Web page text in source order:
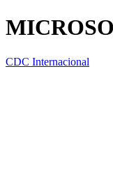
CDC Internacional